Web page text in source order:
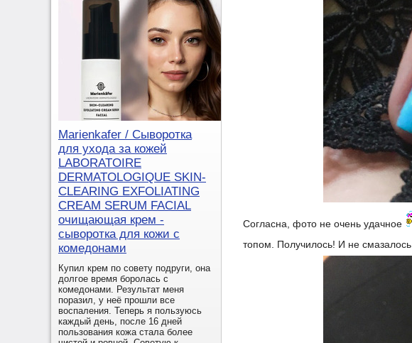
Согласна, фото не очень удачное
топом. Получилось! И не смазалось
Marienkafer / Сыворотка
для ухода за кожей
LABORATOIRE
DERMATOLOGIQUE SKIN-
CLEARING EXFOLIATING
CREAM SERUM FACIAL
очищающая крем -
сыворотка для кожи с
комедонами
Купил крем по совету подруги, она
долгое время боролась с
комедонами. Результат меня
поразил, у неё прошли все
воспаления. Теперь я пользуюсь
каждый день, после 16 дней
пользования кожа стала более